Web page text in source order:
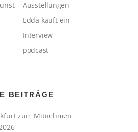
Ausstellungen
Edda kauft ein
Interview
podcast
BEITRÄGE
zum Mitnehmen